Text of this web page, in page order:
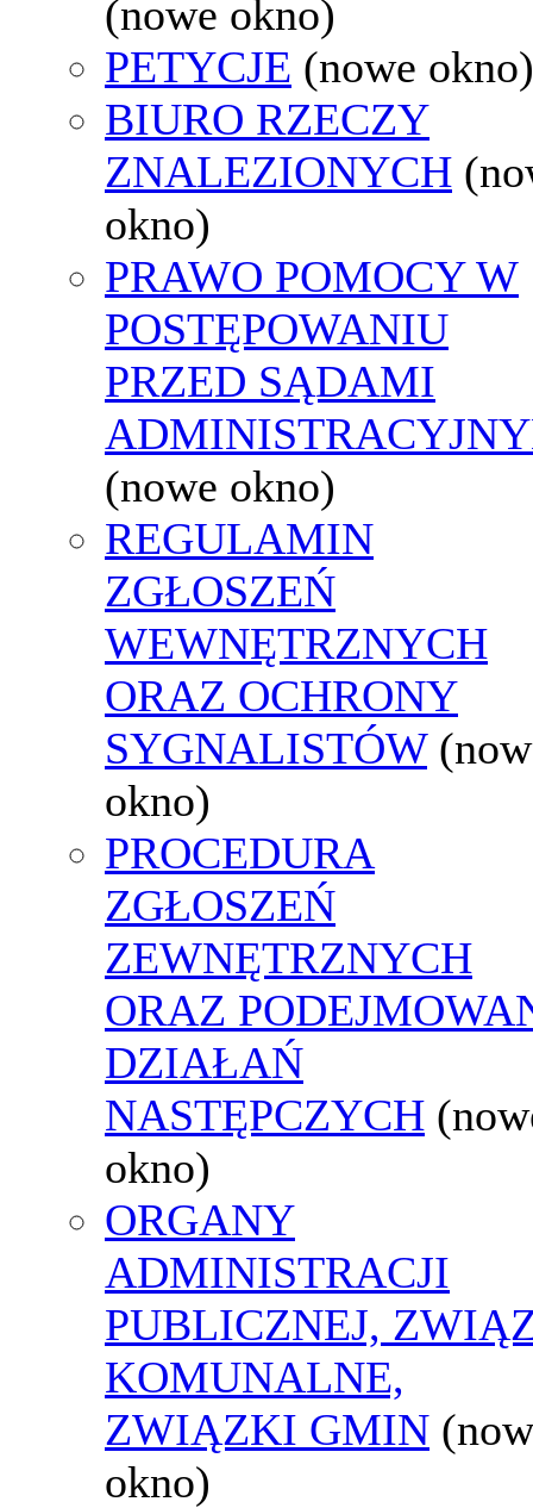
(nowe okno)
PETYCJE (nowe okno)
BIURO RZECZY
ZNALEZIONYCH
okno)
PRAWO POMOCY W
POSTĘPOWANIU
PRZED SĄDAMI
(nowe okno)
REGULAMIN
ZGŁOSZEŃ
WEWNĘTRZNYCH
ORAZ OCHRONY
SYGNALISTÓW
okno)
PROCEDURA
ZGŁOSZEŃ
ZEWNĘTRZNYCH
ORAZ
DZIAŁAŃ
NASTĘPCZYCH
okno)
ORGANY
ADMINISTRACJI
PUBLICZNEJ,
KOMUNALNE,
ZWIĄZKI GMIN
okno)